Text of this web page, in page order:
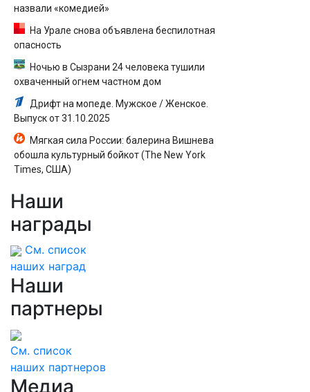
назвали «комедией»
На Урале снова объявлена беспилотная
опасность
Ночью в Сызрани 24 человека тушили
охваченный огнем частном дом
Дрифт на мопеде. Мужское / Женское.
Выпуск от 31.10.2025
Мягкая сила России: балерина Вишнева
обошла культурный бойкот (The New York
Times, США)
Наши
награды
См. список
наших наград
Наши
партнеры
См. список
наших партнеров
Медиа